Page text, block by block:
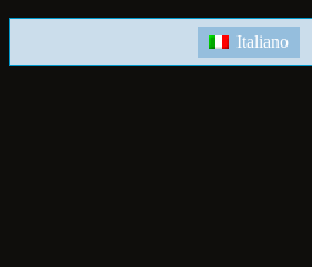
Italiano